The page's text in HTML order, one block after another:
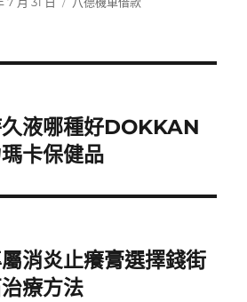
液哪種好DOKKAN
卡保健品
消炎止癢膏選擇錢街
療方法